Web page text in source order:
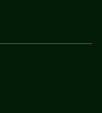
Inhalte
zu